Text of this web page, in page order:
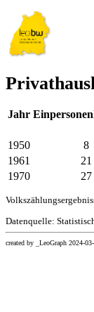
Jahr
1950
8
1961
21
1970
27
Datenquelle:
created by _LeoGraph 2024-